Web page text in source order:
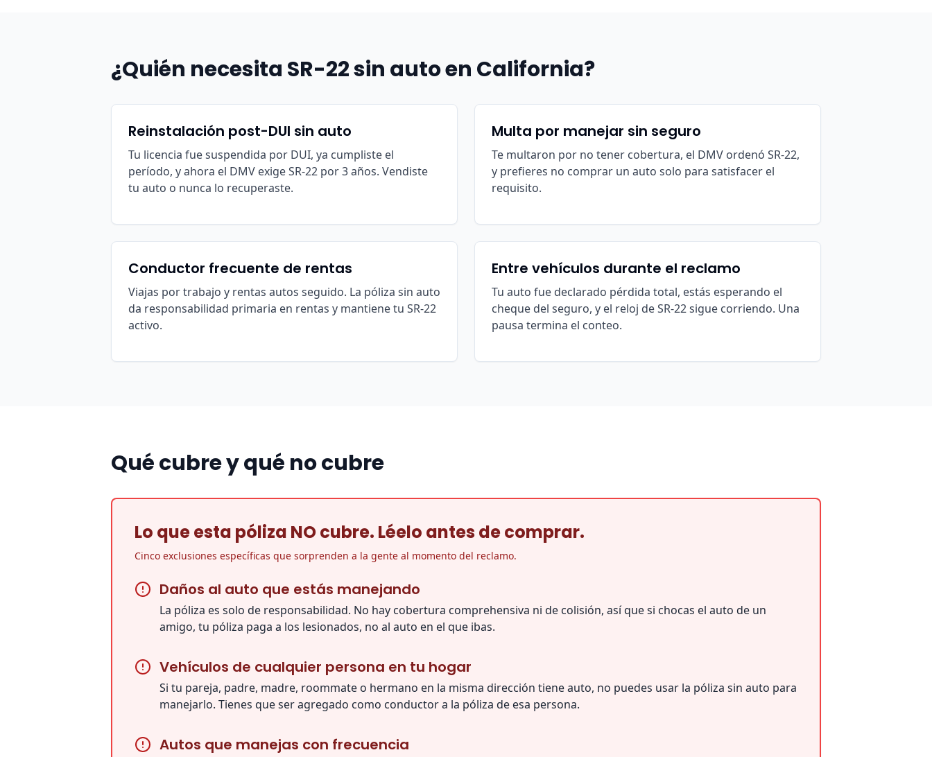
¿Quién necesita SR-22 sin auto en California?
Reinstalación post-DUI sin auto
Tu licencia fue suspendida por DUI, ya cumpliste el
período, y ahora el DMV exige SR-22 por 3 años. Vendiste
tu auto o nunca lo recuperaste.
Multa por manejar sin seguro
Te multaron por no tener cobertura, el DMV ordenó SR-22,
y prefieres no comprar un auto solo para satisfacer el
requisito.
Conductor frecuente de rentas
Viajas por trabajo y rentas autos seguido. La póliza sin auto
da responsabilidad primaria en rentas y mantiene tu SR-22
activo.
Entre vehículos durante el reclamo
Tu auto fue declarado pérdida total, estás esperando el
cheque del seguro, y el reloj de SR-22 sigue corriendo. Una
pausa termina el conteo.
Qué cubre y qué no cubre
Lo que esta póliza NO cubre. Léelo antes de comprar.
Cinco exclusiones específicas que sorprenden a la gente al momento del reclamo.
Daños al auto que estás manejando
La póliza es solo de responsabilidad. No hay cobertura comprehensiva ni de colisión, así que si chocas el auto de un
amigo, tu póliza paga a los lesionados, no al auto en el que ibas.
Vehículos de cualquier persona en tu hogar
Si tu pareja, padre, madre, roommate o hermano en la misma dirección tiene auto, no puedes usar la póliza sin auto para
manejarlo. Tienes que ser agregado como conductor a la póliza de esa persona.
Autos que manejas con frecuencia